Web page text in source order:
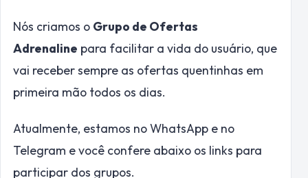
Nós criamos o Grupo de Ofertas
Adrenaline para facilitar a vida do usuário, que
vai receber sempre as ofertas quentinhas em
primeira mão todos os dias.
Atualmente, estamos no WhatsApp e no
Telegram e você confere abaixo os links para
participar dos grupos.